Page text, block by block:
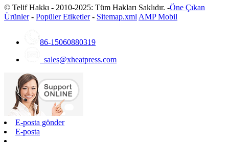
© Telif Hakkı - 2010-2025: Tüm Hakları Saklıdır. -Öne Çıkan
Ürünler- Popüler Etiketler- Sitemap.xml AMP Mobil
86-15060880319
sales@xheatpress.com
E-posta gönder
E-posta